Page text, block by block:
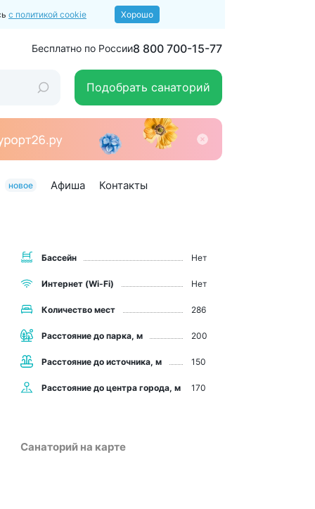
с политикой cookie Хорошо
Бесплатно по России8 800 700-15-77
Подобрать санаторий
новое Афиша Контакты
Бассейн Нет
Интернет (Wi-Fi) Нет
Количество мест 286
Расстояние до парка, м 200
Расстояние до источника, м 150
Расстояние до центра города, м 170
Санаторий на карте